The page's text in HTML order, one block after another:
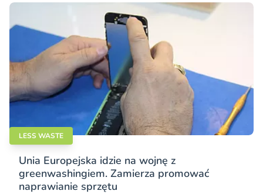
LESS WASTE
Unia Europejska idzie na wojnę z
greenwashingiem. Zamierza promować
naprawianie sprzętu